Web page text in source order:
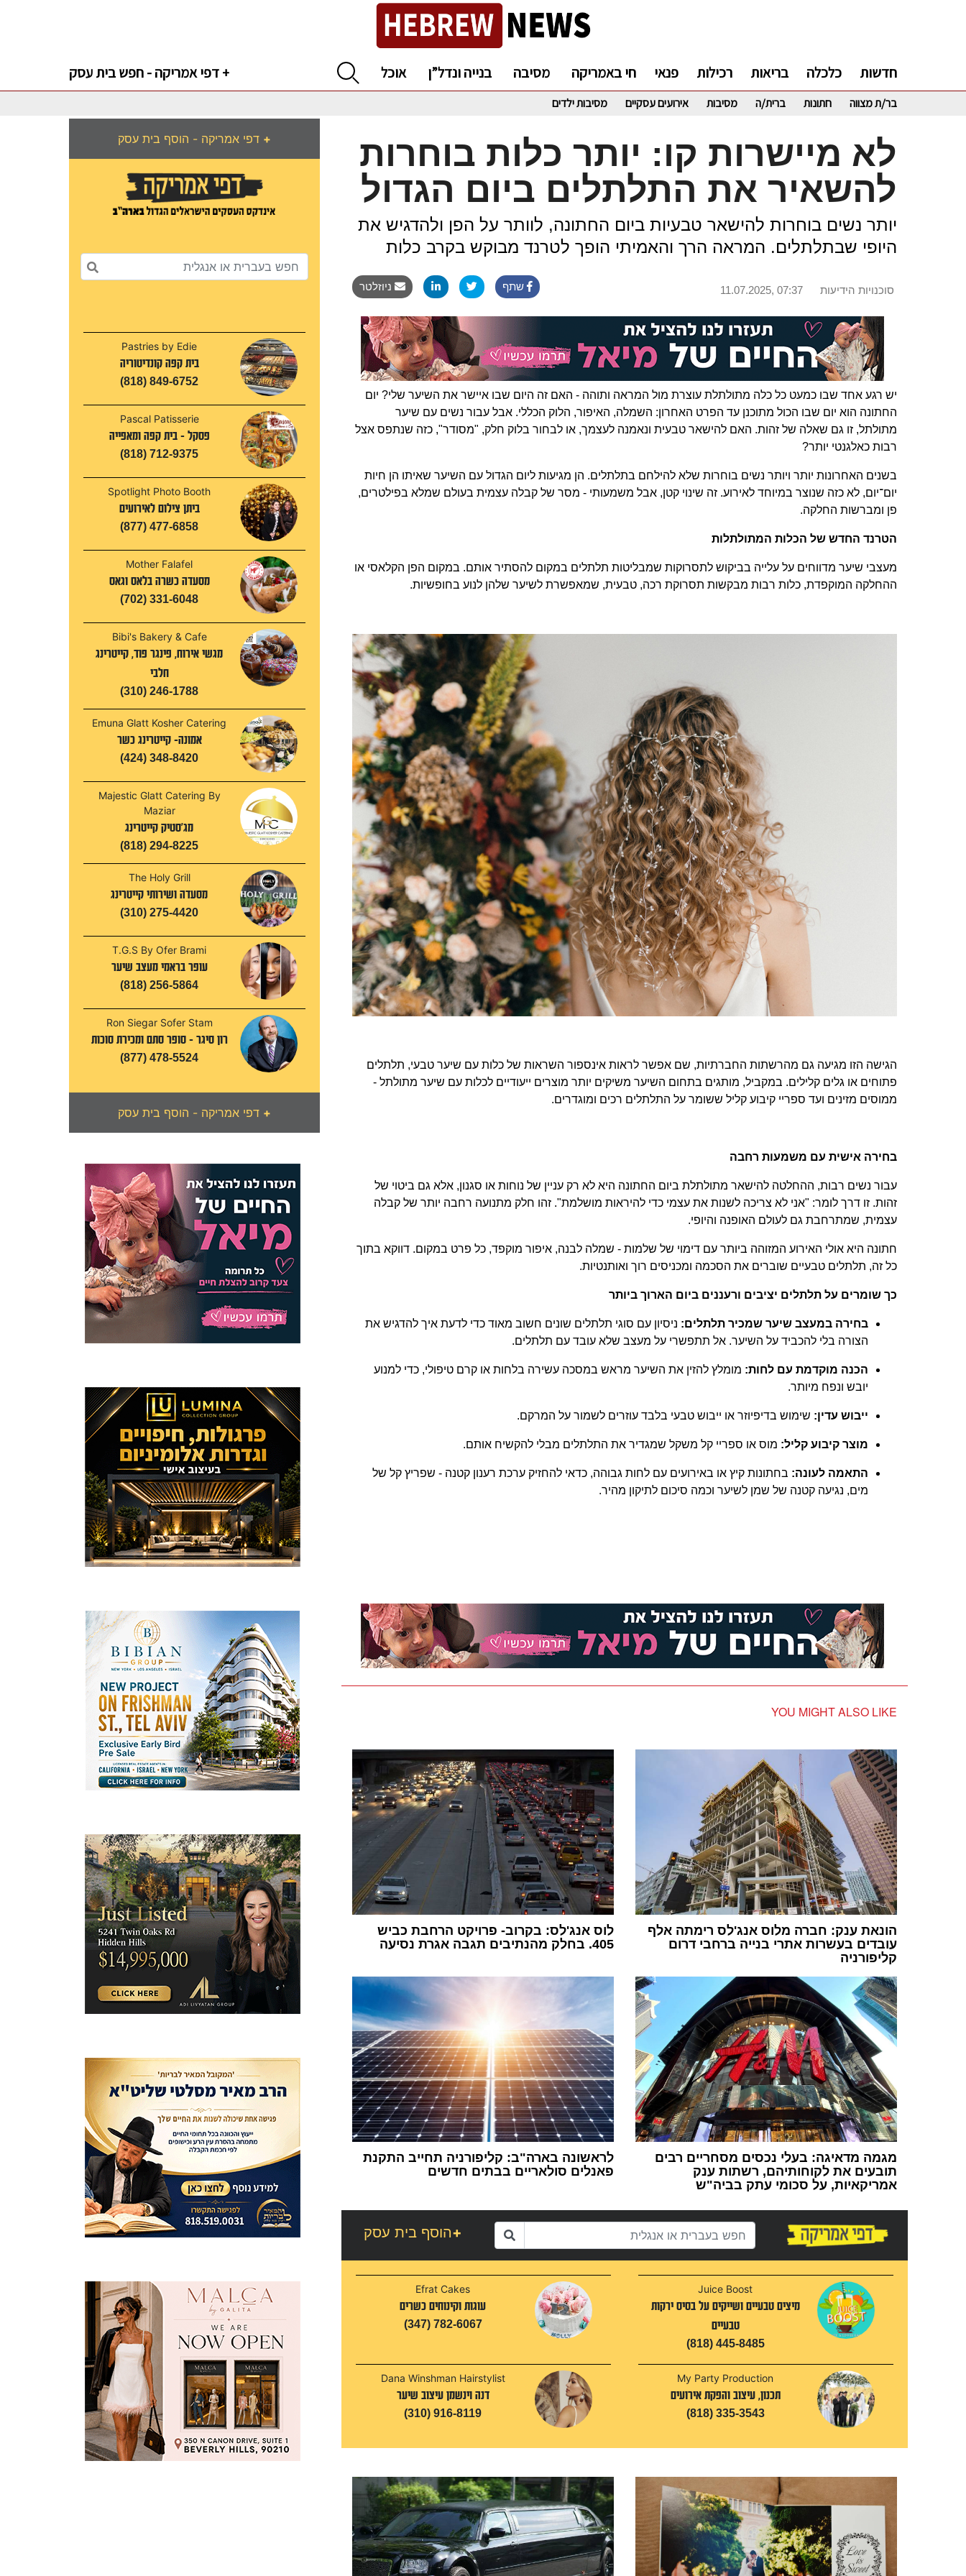
דפי אמריקה - חפש בית עסק + חדשות כלכלה בריאות רכילות פנאי חי באמריקה מסיבה בנייה ונדל”ן אוכל
בר/ת מצווה חתונות ברית/ה מסיבות אירועים עסקיים מסיבות ילדים
+
Pastries by Edie
בית קפה קונדיטוריה
(818) 849-6752
Pascal Patisserie
פסקל - בית קפה ומאפייה
(818) 712-9375
Spotlight Photo Booth
ביתן צילום לאירועים
(877) 477-6858
Mother Falafel
מסעדה כשרה בלאס וגאס
(702) 331-6048
Bibi's Bakery & Cafe
מגשי אירוח, פינגר פוד, קייטרינג
חלבי
(310) 246-1788
Emuna Glatt Kosher Catering
אמונה- קייטרינג כשר
(424) 348-8420
Majestic Glatt Catering By
Maziar
מג'סטיק קייטרינג
(818) 294-8225
The Holy Grill
מסעדה ושירותי קייטרינג
(310) 275-4420
T.G.S By Ofer Brami
עופר בראמי מעצב שיער
(818) 256-5864
Ron Siegar Sofer Stam
רון סיגר - סופר סתם ומכירת סוכות
(877) 478-5524
+
לא מיישרות קו: יותר כלות בוחרות
להשאיר את התלתלים ביום הגדול
יותר נשים בוחרות להישאר טבעיות ביום החתונה, לוותר על הפן ולהדגיש את
היופי שבתלתלים. המראה הרך והאמיתי הופך לטרנד מבוקש בקרב כלות
11.07.2025, 07:37 סוכנויות הידיעות
יש רגע אחד שבו כמעט כל כלה מתולתלת עוצרת מול המראה ותוהה - האם זה היום שבו איישר את השיער שלי? יום
החתונה הוא יום שבו הכול מתוכנן עד הפרט האחרון: השמלה, האיפור, הלוק הכללי. אבל עבור נשים עם שיער
מתולתל, זו גם שאלה של זהות. האם להישאר טבעית ונאמנה לעצמך, או לבחור בלוק חלק, "מסודר", כזה שנתפס אצל
רבות כאלגנטי יותר?
בשנים האחרונות יותר ויותר נשים בוחרות שלא להילחם בתלתלים. הן מגיעות ליום הגדול עם השיער שאיתו הן חיות
יום־יום, לא כזה שנוצר במיוחד לאירוע. זה שינוי קטן, אבל משמעותי - מסר של קבלה עצמית בעולם שמלא בפילטרים,
פן ומברשות החלקה.
הטרנד החדש של הכלות המתולתלות
מעצבי שיער מדווחים על עלייה בביקוש לתסרוקות שמבליטות תלתלים במקום להסתיר אותם. במקום הפן הקלאסי או
ההחלקה המוקפדת, כלות רבות מבקשות תסרוקת רכה, טבעית, שמאפשרת לשיער שלהן לנוע בחופשיות.
הגישה הזו מגיעה גם מהרשתות החברתיות, שם אפשר לראות אינספור השראות של כלות עם שיער טבעי, תלתלים
פתוחים או גלים קלילים. במקביל, מותגים בתחום השיער משיקים יותר מוצרים ייעודיים לכלות עם שיער מתולתל -
ממוסים מזינים ועד ספריי קיבוע קליל ששומר על התלתלים רכים ומוגדרים.
בחירה אישית עם משמעות רחבה
עבור נשים רבות, ההחלטה להישאר מתולתלת ביום החתונה היא לא רק עניין של נוחות או סגנון, אלא גם ביטוי של
זהות. זו דרך לומר: "אני לא צריכה לשנות את עצמי כדי להיראות מושלמת". זהו חלק מתנועה רחבה יותר של קבלה
עצמית, שמתרחבת גם לעולם האופנה והיופי.
חתונה היא אולי האירוע המזוהה ביותר עם דימוי של שלמות - שמלה לבנה, איפור מוקפד, כל פרט במקום. דווקא בתוך
כל זה, תלתלים טבעיים שוברים את הסכמה ומכניסים רוך ואותנטיות.
כך שומרים על תלתלים יציבים ורעננים ביום הארוך ביותר
בחירה במעצב שיער שמכיר תלתלים: ניסיון עם סוגי תלתלים שונים חשוב מאוד כדי לדעת איך להדגיש את
הצורה בלי להכביד על השיער. אל תתפשרי על מעצב שלא עובד עם תלתלים.
הכנה מוקדמת עם לחות: מומלץ להזין את השיער מראש במסכה עשירה בלחות או קרם טיפולי, כדי למנוע
יובש ונפח מיותר.
ייבוש עדין: שימוש בדיפיוזר או ייבוש טבעי בלבד עוזרים לשמור על המרקם.
מוצר קיבוע קליל: מוס או ספריי קל משקל שמגדיר את התלתלים מבלי להקשיח אותם.
התאמה לעונה: בחתונות קיץ או באירועים עם לחות גבוהה, כדאי להחזיק ערכת רענון קטנה - שפריץ קל של
מים, נגיעה קטנה של שמן לשיער וכמה סיכום לתיקון מהיר.
YOU MIGHT ALSO LIKE
לוס אנג'לס: בקרוב- פרויקט הרחבת כביש
405. בחלק מהנתיבים תגבה אגרת נסיעה
הונאת ענק: חברה מלוס אנג'לס רימתה אלף
עובדים בעשרות אתרי בנייה ברחבי דרום
קליפורניה
1
לראשונה בארה"ב: קליפורניה תחייב התקנת
פאנלים סולאריים בבתים חדשים
מגמה מדאיגה: בעלי נכסים מסחריים רבים
תובעים את לקוחותיהם, רשתות ענק
אמריקאיות, על סכומי עתק בביה"ש
הוסף בית עסק+
Efrat Cakes
עוגות וקינוחים כשרים
(347) 782-6067
Juice Boost
מיצים טבעיים ושייקים על בסיס ירקות
טבעיים
(818) 445-8485
Dana Winshman Hairstylist
דנה וינשמן עיצוב שיער
(310) 916-8119
My Party Production
תכנון, עיצוב והפקת אירועים
(818) 335-3543